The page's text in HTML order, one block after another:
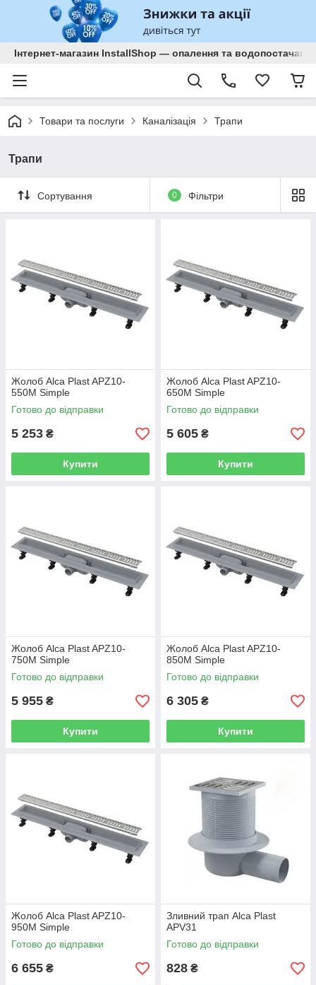
Інтернет-магазин InstallShop — опалення та водопостачання
Товари та послуги Каналізація Трапи
Трапи
Сортування 0 Фільтри
Жолоб Alca Plast APZ10-
550M Simple
Готово до відправки
5 253 ₴
Купити
Жолоб Alca Plast APZ10-
650M Simple
Готово до відправки
5 605 ₴
Купити
Жолоб Alca Plast APZ10-
750M Simple
Готово до відправки
5 955 ₴
Купити
Жолоб Alca Plast APZ10-
850M Simple
Готово до відправки
6 305 ₴
Купити
Жолоб Alca Plast APZ10-
950M Simple
Готово до відправки
6 655 ₴
Зливний трап Alca Plast
APV31
Готово до відправки
828 ₴